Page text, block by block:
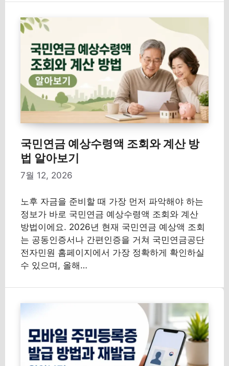
국민연금 예상수령액 조회와 계산 방
법 알아보기
7월 12, 2026
노후 자금을 준비할 때 가장 먼저 파악해야 하는
정보가 바로 국민연금 예상수령액 조회와 계산
방법이에요. 2026년 현재 국민연금 예상액 조회
는 공동인증서나 간편인증을 거쳐 국민연금공단
전자민원 홈페이지에서 가장 정확하게 확인하실
수 있으며, 올해…